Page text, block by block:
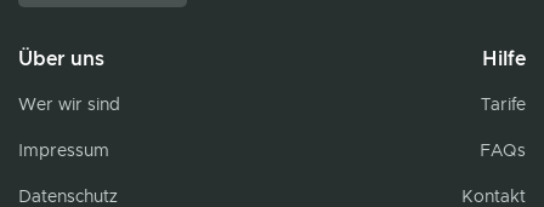
Über uns
Wer wir sind
Impressum
Datenschutz
Hilfe
Tarife
FAQs
Kontakt